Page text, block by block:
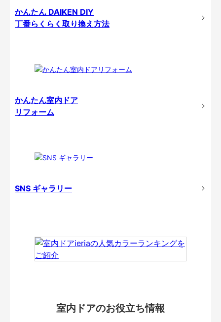
かんたん DAIKEN DIY
丁番らくらく取り換え方法
かんたん室内ドア
リフォーム
SNS ギャラリー
室内ドアのお役立ち情報